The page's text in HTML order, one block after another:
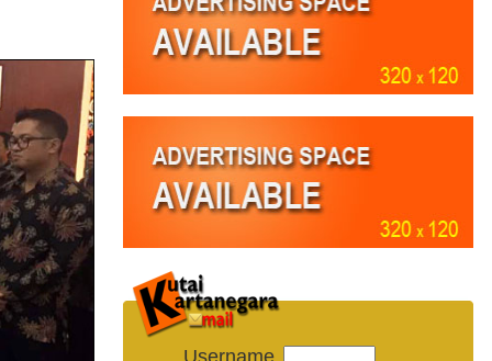
Username